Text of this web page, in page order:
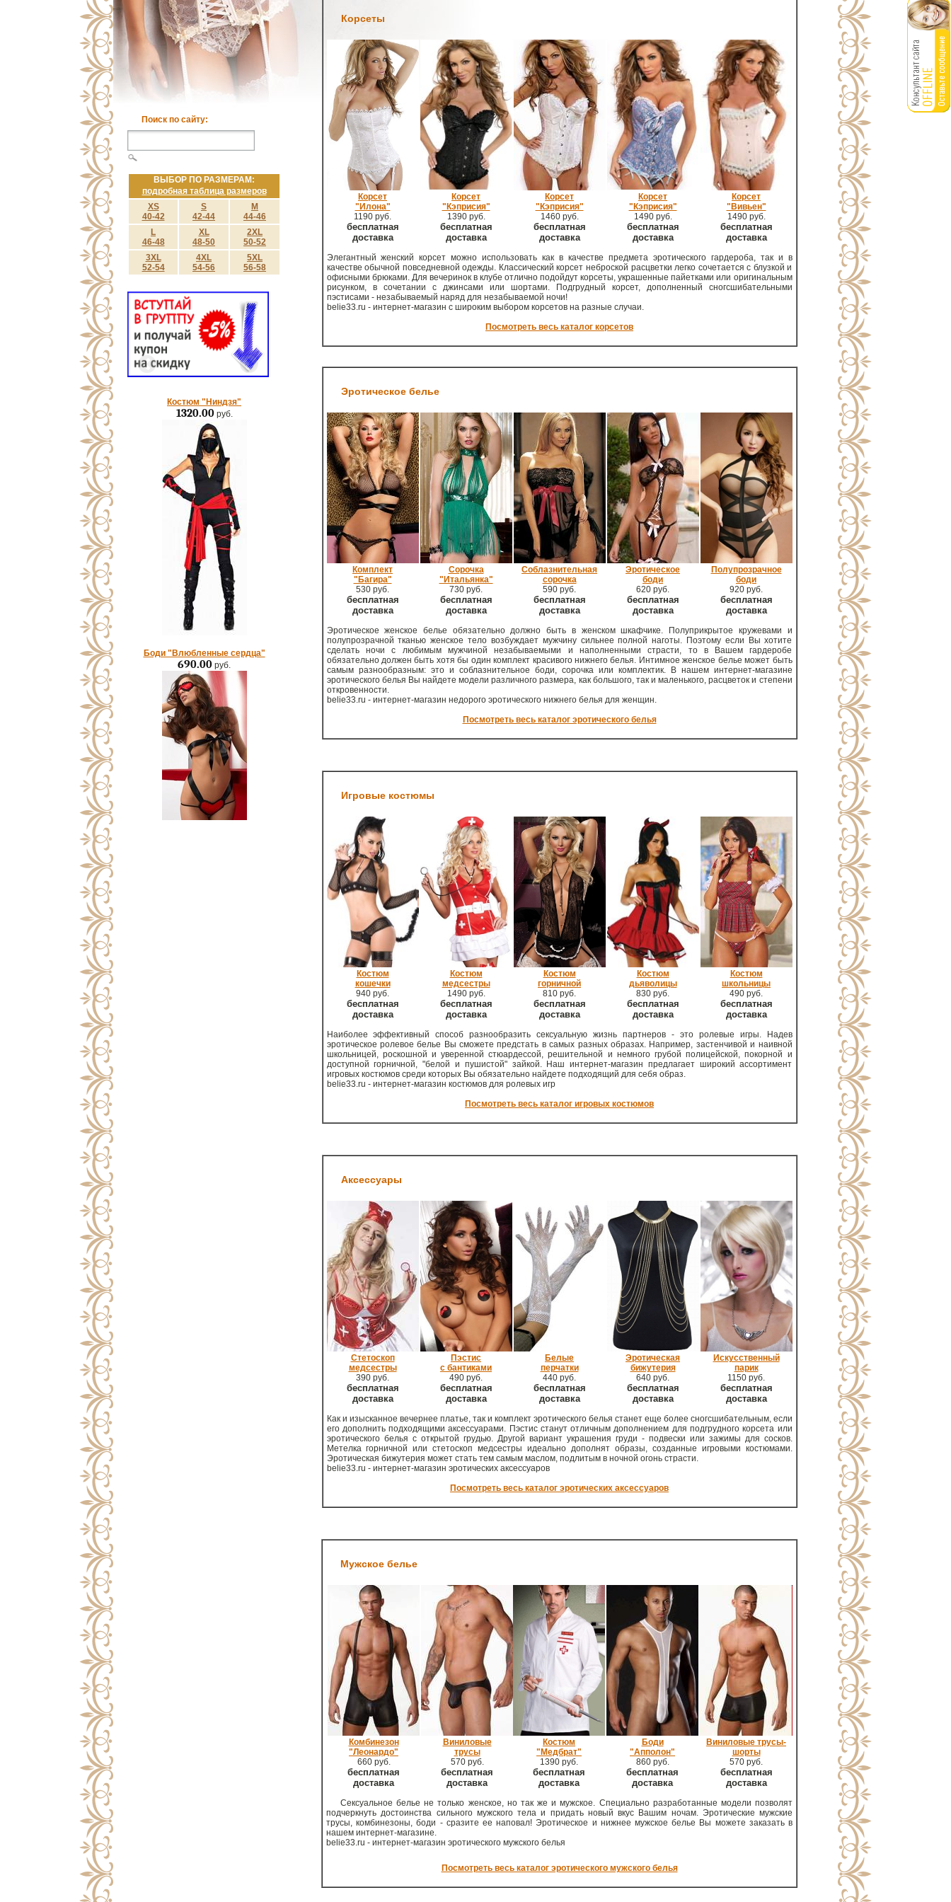
Поиск по сайту:
ВЫБОР ПО РАЗМЕРАМ:
подробная таблица размеров
XS
40-42
S
42-44
M
44-46
L
46-48
XL
48-50
2XL
50-52
3XL
52-54
4XL
54-56
5XL
56-58
Костюм "Ниндзя"
1320.00руб.
Боди "Влюбленные сердца"
690.00 руб.
Корсеты
Корсет
"Илона"
1190 руб.
бесплатная
доставка
Корсет
"Кэприсия"
1390 руб.
бесплатная
доставка
Корсет
"Кэприсия"
1460 руб.
бесплатная
доставка
Корсет
"Кэприсия"
1490 руб.
бесплатная
доставка
Корсет
"Вивьен"
1490 руб.
бесплатная
доставка
Элегантный женский корсет можно использовать как в качестве предмета эротического гардероба, так и в
качестве обычной повседневной одежды. Классический корсет неброской расцветки легко сочетается с блузкой и
офисными брюками. Для вечеринок в клубе отлично подойдут корсеты, украшенные пайетками или оригинальным
рисунком, в сочетании с джинсами или шортами. Подгрудный корсет, дополненный сногсшибательными
пэстисами - незабываемый наряд для незабываемой ночи!
belie33.ru - интернет-магазин с широким выбором корсетов на разные случаи.
Посмотреть весь каталог корсетов
Эротическое белье
Комплект
"Багира"
530 руб.
бесплатная
доставка
Сорочка
"Итальянка"
730 руб.
бесплатная
доставка
Соблазнительная
сорочка
590 руб.
бесплатная
доставка
Эротическое
боди
620 руб.
бесплатная
доставка
Полупрозрачное
боди
920 руб.
бесплатная
доставка
Эротическое женское белье обязательно должно быть в женском шкафчике. Полуприкрытое кружевами и
полупрозрачной тканью женское тело возбуждает мужчину сильнее полной наготы. Поэтому если Вы хотите
сделать ночи с любимым мужчиной незабываемыми и наполненными страсти, то в Вашем гардеробе
обязательно должен быть хотя бы один комплект красивого нижнего белья. Интимное женское белье может быть
самым разнообразным: это и соблазнительное боди, сорочка или комплектик. В нашем интернет-магазине
эротического белья Вы найдете модели различного размера, как большого, так и маленького, расцветок и степени
откровенности.
belie33.ru - интернет-магазин недорого эротического нижнего белья для женщин.
Посмотреть весь каталог эротического белья
Игровые костюмы
Костюм
кошечки
940 руб.
бесплатная
доставка
Костюм
медсестры
1490 руб.
бесплатная
доставка
Костюм
горничной
810 руб.
бесплатная
доставка
Костюм
дьяволицы
830 руб.
бесплатная
доставка
Костюм
школьницы
490 руб.
бесплатная
доставка
Наиболее эффективный способ разнообразить сексуальную жизнь партнеров - это ролевые игры. Надев
эротическое ролевое белье Вы сможете предстать в самых разных образах. Например, застенчивой и наивной
школьницей, роскошной и уверенной стюардессой, решительной и немного грубой полицейской, покорной и
доступной горничной, "белой и пушистой" зайкой. Наш интернет-магазин предлагает широкий ассортимент
игровых костюмов среди которых Вы обязательно найдете подходящий для себя образ.
belie33.ru - интернет-магазин костюмов для ролевых игр
Посмотреть весь каталог игровых костюмов
Аксессуары
Стетоскоп
медсестры
390 руб.
бесплатная
доставка
Пэстис
с бантиками
490 руб.
бесплатная
доставка
Белые
перчатки
440 руб.
бесплатная
доставка
Эротическая
бижутерия
640 руб.
бесплатная
доставка
Искусственный
парик
1150 руб.
бесплатная
доставка
Как и изысканное вечернее платье, так и комплект эротического белья станет еще более сногсшибательным, если
его дополнить подходящими аксессуарами. Пэстис станут отличным дополнением для подгрудного корсета или
эротического белья с открытой грудью. Другой вариант украшения груди - подвески или зажимы для сосков.
Метелка горничной или стетоскоп медсестры идеально дополнят образы, созданные игровыми костюмами.
Эротическая бижутерия может стать тем самым маслом, подлитым в ночной огонь страсти.
belie33.ru - интернет-магазин эротических аксессуаров
Посмотреть весь каталог эротических аксессуаров
Мужское белье
Комбинезон
"Леонардо"
660 руб.
бесплатная
доставка
Виниловые
трусы
570 руб.
бесплатная
доставка
Костюм
"Медбрат"
1390 руб.
бесплатная
доставка
Боди
"Апполон"
860 руб.
бесплатная
доставка
Виниловые трусы-
шорты
570 руб.
бесплатная
доставка
Сексуальное белье не только женское, но так же и мужское. Специально разработанные модели позволят
подчеркнуть достоинства сильного мужского тела и придать новый вкус Вашим ночам. Эротические мужские
трусы, комбинезоны, боди - сразите ее наповал! Эротическое и нижнее мужское белье Вы можете заказать в
нашем интернет-магазине.
belie33.ru - интернет-магазин эротического мужского белья
Посмотреть весь каталог эротического мужского белья